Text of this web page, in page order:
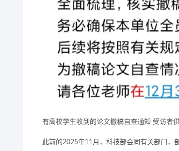
有高校学生收到的论文撤稿自查通知 受访者
此前的2025年11月，科技部会同有关部门，